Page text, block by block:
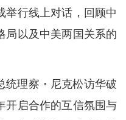
举行线上对话，回顾中
局以及中美两国关系的
统理察・尼克松访华破
开启合作的互信氛围与